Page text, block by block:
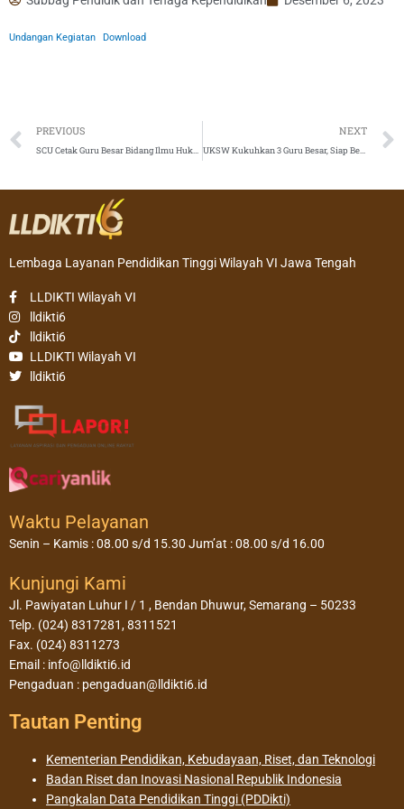
Undangan Kegiatan Download
Prev
PREVIOUS
SCU Cetak Guru Besar Bidang Ilmu Hukum, Soroti Kekerasan pada Perempuan
NEXT
UKSW Kukuhkan 3 Guru Besar, Siap Berdaya Dampak Menuju World Class University
Lembaga Layanan Pendidikan Tinggi Wilayah VI Jawa Tengah
LLDIKTI Wilayah VI
lldikti6
lldikti6
LLDIKTI Wilayah VI
lldikti6
Waktu Pelayanan
Senin – Kamis : 08.00 s/d 15.30 Jum’at : 08.00 s/d 16.00
Kunjungi Kami
Jl. Pawiyatan Luhur I / 1 , Bendan Dhuwur, Semarang – 50233
Telp. (024) 8317281, 8311521
Fax. (024) 8311273
Email : info@lldikti6.id
Pengaduan : pengaduan@lldikti6.id
Tautan Penting
Kementerian Pendidikan, Kebudayaan, Riset, dan Teknologi
Badan Riset dan Inovasi Nasional Republik Indonesia
Pangkalan Data Pendidikan Tinggi (PDDikti)